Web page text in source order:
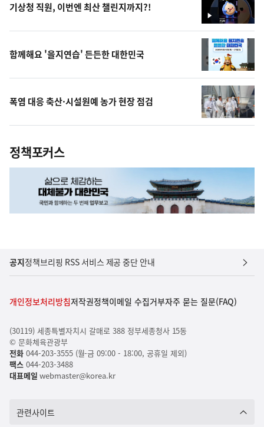
영
상
기상청 직원, 이번엔 최산 챌린지까지?!
함께해요 '을지연습' 든든한 대한민국
폭염 대응 축산·시설원예 농가 현장 점검
정책포커스
공지정책브리핑 RSS 서비스 제공 중단 안내
개인정보처리방침저작권정책이메일 수집거부자주 묻는 질문(FAQ)
(30119) 세종특별자치시 갈매로 388 정부세종청사 15동
© 문화체육관광부
전화044-203-3555 (월-금 09:00 - 18:00, 공휴일 제외)
팩스044-203-3488
대표메일 webmaster@korea.kr
관련사이트